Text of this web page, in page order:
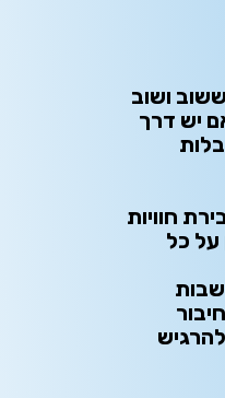
ושוב
יש דרך
חוויות
על כל